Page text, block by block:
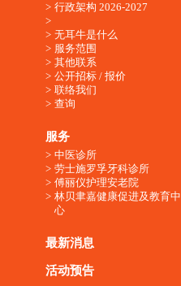
行政架构 2026-2027
无耳牛是什么
服务范围
其他联系
公开招标 / 报价
联络我们
查询
服务
中医诊所
劳士施罗孚牙科诊所
傅丽仪护理安老院
林贝聿嘉健康促进及教育中
心
最新消息
活动预告